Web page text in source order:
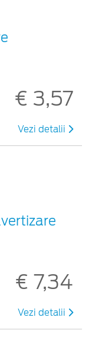
€ 3,57
Vezi detalii
€ 7,34
Vezi detalii